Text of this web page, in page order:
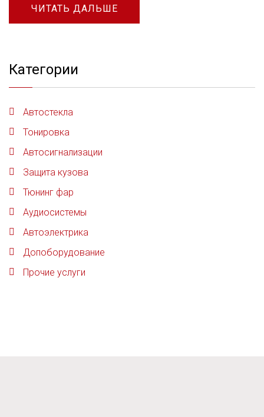
ЧИТАТЬ ДАЛЬШЕ
Категории
Автостекла
Тонировка
Автосигнализации
Защита кузова
Тюнинг фар
Аудиосистемы
Автоэлектрика
Допоборудование
Прочие услуги